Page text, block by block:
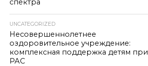
спектра
UNCATEGORIZED
Несовершеннолетнее
оздоровительное учреждение:
комплексная поддержка детям при
РАС